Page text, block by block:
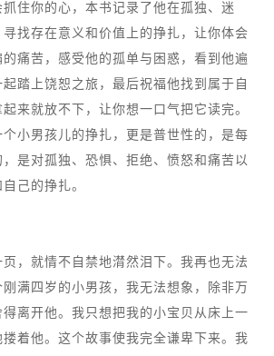
住你的心，本书记录了他在孤独、迷
找存在意义和价值上的挣扎，让你体会
痛苦，感受他的孤单与困惑，看到他遍
踏上饶恕之旅，最后祝福他找到属于自
来就放不下，让你想一口气把它读完。
小男孩儿的挣扎，更是普世性的，是每
是对孤独、恐惧、拒绝、愤怒和痛苦以
己的挣扎。
，就情不自禁地潸然泪下。我再也无法
满四岁的小男孩，我无法想象，除非万
离开他。我只想把我的小宝贝从床上一
着他。这个故事使我完全谦卑下来。我